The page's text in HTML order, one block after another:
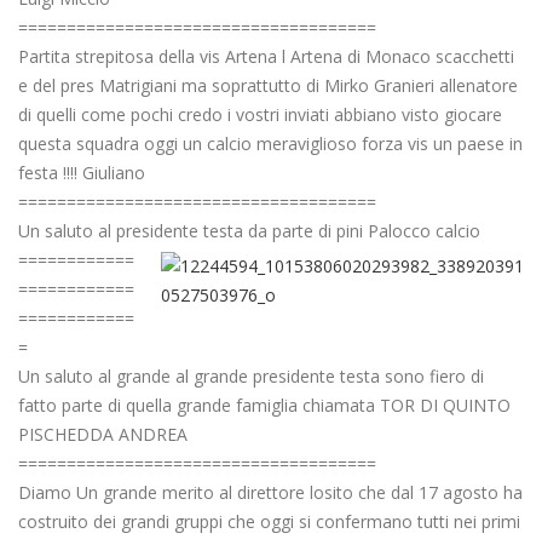
=====================================
Partita strepitosa della vis Artena l Artena di Monaco scacchetti
e del pres Matrigiani ma soprattutto di Mirko Granieri allenatore
di quelli come pochi credo i vostri inviati abbiano visto giocare
questa squadra oggi un calcio meraviglioso forza vis un paese in
festa !!!! Giuliano
=====================================
Un saluto al presidente testa da parte di pini Palocco calcio
============
============
============
=
Un saluto al grande al grande presidente testa sono fiero di
fatto parte di quella grande famiglia chiamata TOR DI QUINTO
PISCHEDDA ANDREA
=====================================
Diamo Un grande merito al direttore losito che dal 17 agosto ha
costruito dei grandi gruppi che oggi si confermano tutti nei primi